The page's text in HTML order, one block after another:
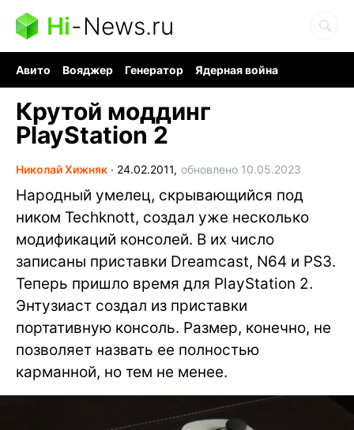
Hi-News.ru
Авито Вояджер Генератор
Ядерная война
Крутой моддинг
PlayStation 2
Николай Хижняк ∙ 24.02.2011, обновлено 10.05.2023
Народный умелец, скрывающийся под
ником Techknott, создал уже несколько
модификаций консолей. В их число
записаны приставки Dreamcast, N64 и PS3.
Теперь пришло время для PlayStation 2.
Энтузиаст создал из приставки
портативную консоль. Размер, конечно, не
позволяет назвать ее полностью
карманной, но тем не менее.